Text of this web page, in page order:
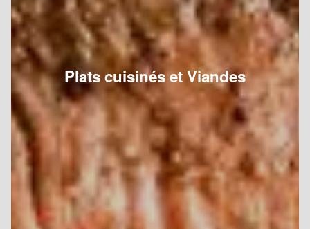
Plats cuisinés et Viandes